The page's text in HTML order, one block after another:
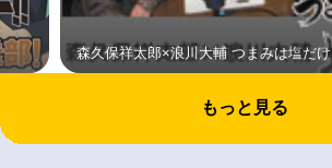
森久保祥太郎×浪川大輔 つまみは塩だけ
もっと見る